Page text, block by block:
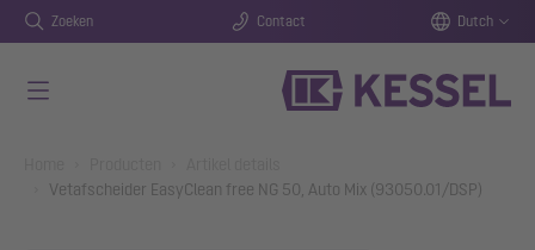
Zoeken Contact Dutch
Vetafscheider EasyClean free NG 50, Auto Mix (93050.01/DSP)